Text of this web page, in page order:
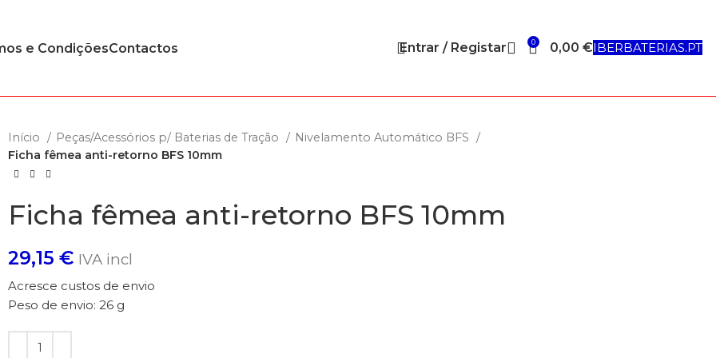
e CondiçõesContactos Entrar / Registar 0 0,00 €IBERBATERIAS.PT
Início Peças/Acessórios p/ Baterias de Tração
Nivelamento Automático BFS
Ficha fêmea anti-retorno BFS 10mm
Ficha fêmea anti-retorno BFS 10mm
29,15 € IVA incl
Acresce custos de envio
Peso de envio: 26 g